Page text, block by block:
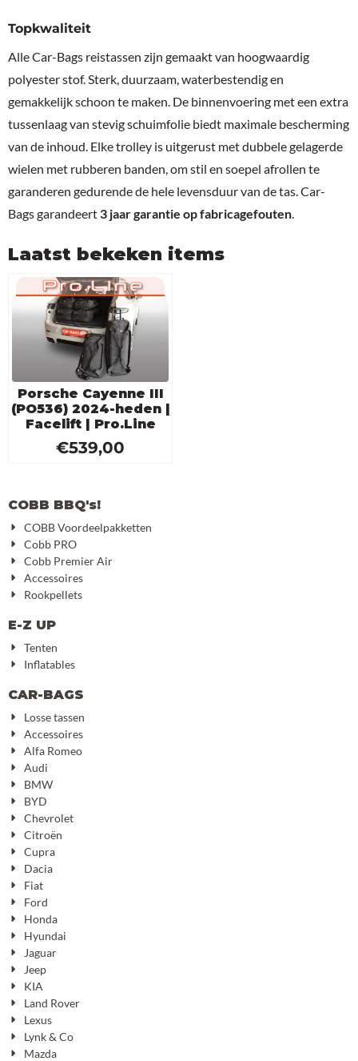
Topkwaliteit
Alle Car-Bags reistassen zijn gemaakt van hoogwaardig
polyester stof. Sterk, duurzaam, waterbestendig en
gemakkelijk schoon te maken. De binnenvoering met een extra
tussenlaag van stevig schuimfolie biedt maximale bescherming
van de inhoud. Elke trolley is uitgerust met dubbele gelagerde
wielen met rubberen banden, om stil en soepel afrollen te
garanderen gedurende de hele levensduur van de tas. Car-
Bags garandeert 3 jaar garantie op fabricagefouten.
Laatst bekeken items
Porsche Cayenne III
(PO536) 2024-heden |
Facelift | Pro.Line
€539,00
COBB BBQ's!
COBB Voordeelpakketten
Cobb PRO
Cobb Premier Air
Accessoires
Rookpellets
E-Z UP
Tenten
Inflatables
CAR-BAGS
Losse tassen
Accessoires
Alfa Romeo
Audi
BMW
BYD
Chevrolet
Citroën
Cupra
Dacia
Fiat
Ford
Honda
Hyundai
Jaguar
Jeep
KIA
Land Rover
Lexus
Lynk & Co
Mazda